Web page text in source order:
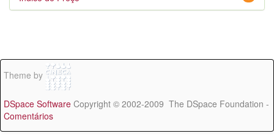
Theme by
DSpace Software Copyright © 2002-2009 The DSpace Foundation -
Comentários